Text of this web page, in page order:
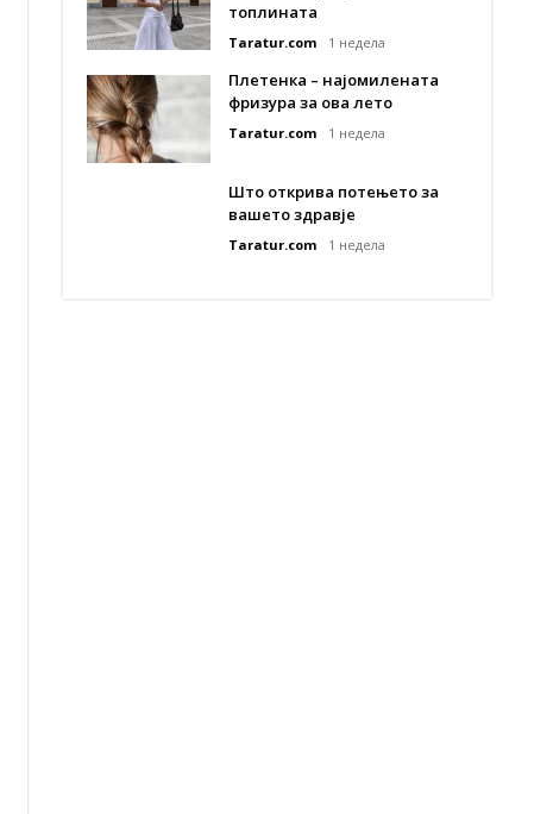
топлината
Taratur.com 1 недела
Плетенка – најомилената
фризура за ова лето
Taratur.com 1 недела
Што открива потењето за
вашето здравје
Taratur.com 1 недела